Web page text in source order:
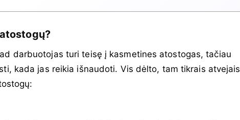
darbuotojas turi teisę į kasmetines atostogas, tačiau
kada jas reikia išnaudoti. Vis dėlto, tam tikrais atvejais